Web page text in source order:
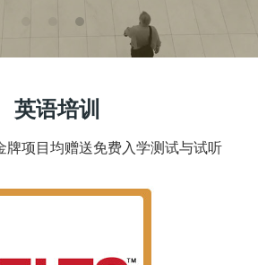
英语培训
牌项目均赠送免费入学测试与试听